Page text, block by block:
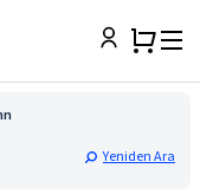
Yeniden Ara